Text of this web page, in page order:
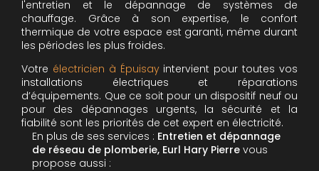
l'entretien et le dépannage de systèmes de
chauffage. Grâce à son expertise, le confort
thermique de votre espace est garanti, même durant
les périodes les plus froides.
Votre électricien à Épuisayintervient pour toutes vos
installations électriques et réparations
d’équipements. Que ce soit pour un dispositif neuf ou
pour des dépannages urgents, la sécurité et la
fiabilité sont les priorités de cet expert en électricité.
En plus de ses services : Entretien et dépannage
de réseau de plomberie, Eurl Hary Pierre vous
propose aussi :